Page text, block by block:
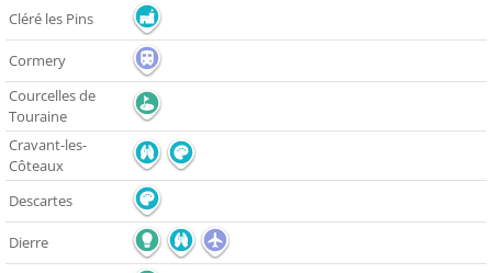
Cléré les Pins
Cormery
Courcelles de
Touraine
Cravant-les-
Côteaux
Descartes
Dierre